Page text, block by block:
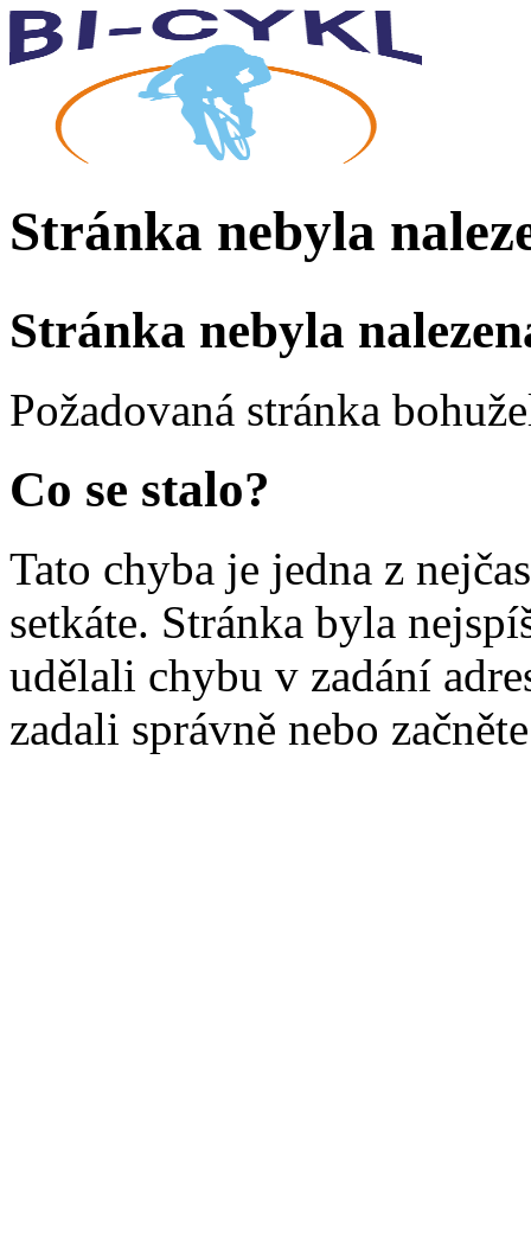
Stránka nebyla
Stránka nebyla
Požadovaná stránka
Co se stalo?
Tato chyba je jedna z
setkáte. Stránka byla
udělali chybu v zadání
zadali správně nebo